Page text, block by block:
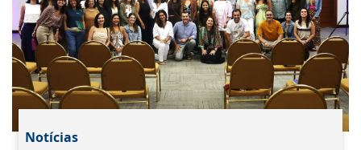
Notícias